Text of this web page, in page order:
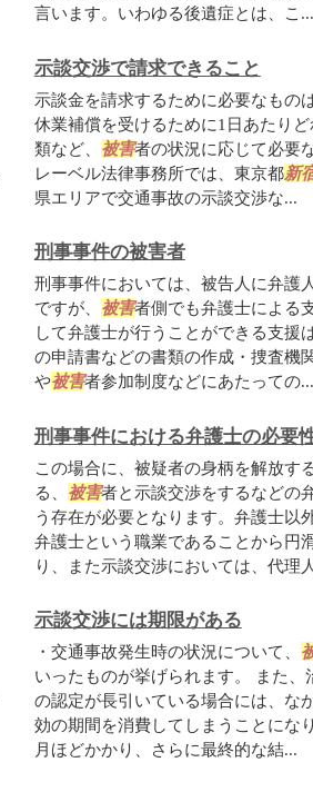
言います。いわゆる後遺症とは、こ...
示談交渉で請求できること
示談金を請求するために必要なもの
休業補償を受けるために1日あたり
類など、 被害者の状況に応じて必要
レーベル法律事務所では、東京都新
県エリアで交通事故の示談交渉な...
刑事事件の被害者
刑事事件においては、被告人に弁護
ですが、 被害者側でも弁護士による
して弁護士が行うことができる支援
の申請書などの書類の作成・捜査機
や被害者参加制度などにあたっての...
刑事事件における弁護士の必要
この場合に、被疑者の身柄を解放す
る、 被害者と示談交渉をするなどの
う存在が必要となります。弁護士以
弁護士という職業であることから円
り、また示談交渉においては、代理
示談交渉には期限がある
・交通事故発生時の状況について、
いったものが挙げられます。 また
の認定が長引いている場合には、な
効の期間を消費してしまうことにな
月ほどかかり、さらに最終的な結...